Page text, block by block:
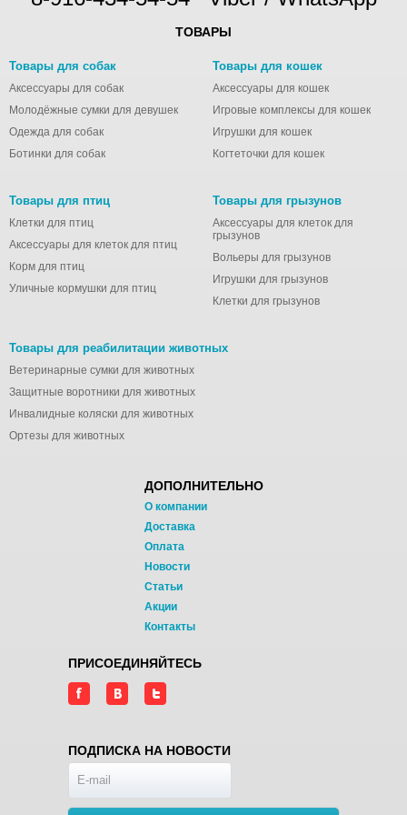
ТОВАРЫ
Товары для собак
Аксессуары для собак
Молодёжные сумки для девушек
Одежда для собак
Ботинки для собак
Товары для кошек
Аксессуары для кошек
Игровые комплексы для кошек
Игрушки для кошек
Когтеточки для кошек
Товары для птиц
Клетки для птиц
Аксессуары для клеток для птиц
Корм для птиц
Уличные кормушки для птиц
Товары для грызунов
Аксессуары для клеток для
грызунов
Вольеры для грызунов
Игрушки для грызунов
Клетки для грызунов
Товары для реабилитации животных
Ветеринарные сумки для животных
Защитные воротники для животных
Инвалидные коляски для животных
Ортезы для животных
ДОПОЛНИТЕЛЬНО
О компании
Доставка
Оплата
Новости
Статьи
Акции
Контакты
ПРИСОЕДИНЯЙТЕСЬ
ПОДПИСКА НА НОВОСТИ